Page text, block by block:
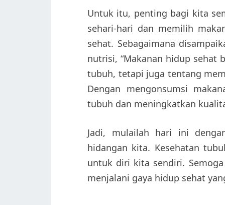
Untuk itu, penting bagi kita
sehari-hari dan memilih
sehat. Sebagaimana
nutrisi, “Makanan hidup sehat
tubuh, tetapi juga tentang
Dengan mengonsumsi
tubuh dan meningkatkan
Jadi, mulailah hari ini
hidangan kita. Kesehatan
untuk diri kita sendiri.
menjalani gaya hidup sehat